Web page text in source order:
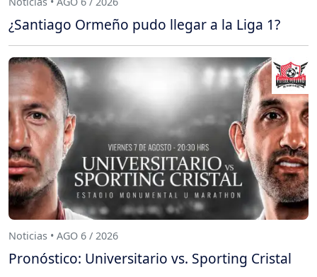
¿Santiago Ormeño pudo llegar a la Liga 1?
Noticias • AGO 6 / 2026
Pronóstico: Universitario vs. Sporting Cristal